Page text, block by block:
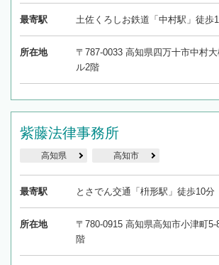
最寄駅 土佐くろしお鉄道「中村駅」徒歩
所在地
〒787-0033 高知県四万十市中村
ル2階
紫藤法律事務所
高知県 高知市
最寄駅 とさでん交通「枡形駅」徒歩10分
所在地
〒780-0915 高知県高知市小津町
階